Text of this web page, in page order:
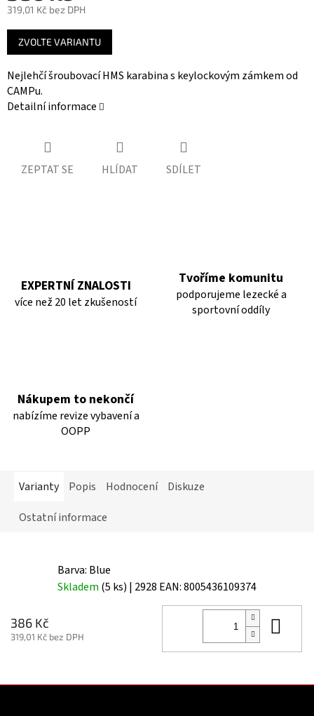
319,01 Kč bez DPH
Měrná
cena:
ZVOLTE VARIANTU
Nejlehčí šroubovací HMS karabina s keylockovým zámkem od
CAMPu.
Detailní informace
ZEPTAT SE HLÍDAT SDÍLET
EXPERTNÍ ZNALOSTI
více než 20 let zkušeností
Tvoříme komunitu
podporujeme lezecké a
sportovní oddíly
Nákupem to nekončí
nabízíme revize vybavení a
OOPP
Varianty Popis Hodnocení
Diskuze
Ostatní informace
Barva: Blue
Skladem (5 ks) | 2928 EAN:8005436109374
386 Kč
319,01 Kč bez DPH